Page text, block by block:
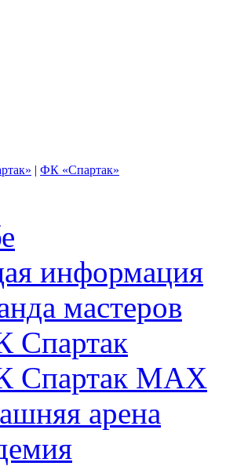
| ФК «Спартак»
информация
мастеров
Спартак МАХ
арена